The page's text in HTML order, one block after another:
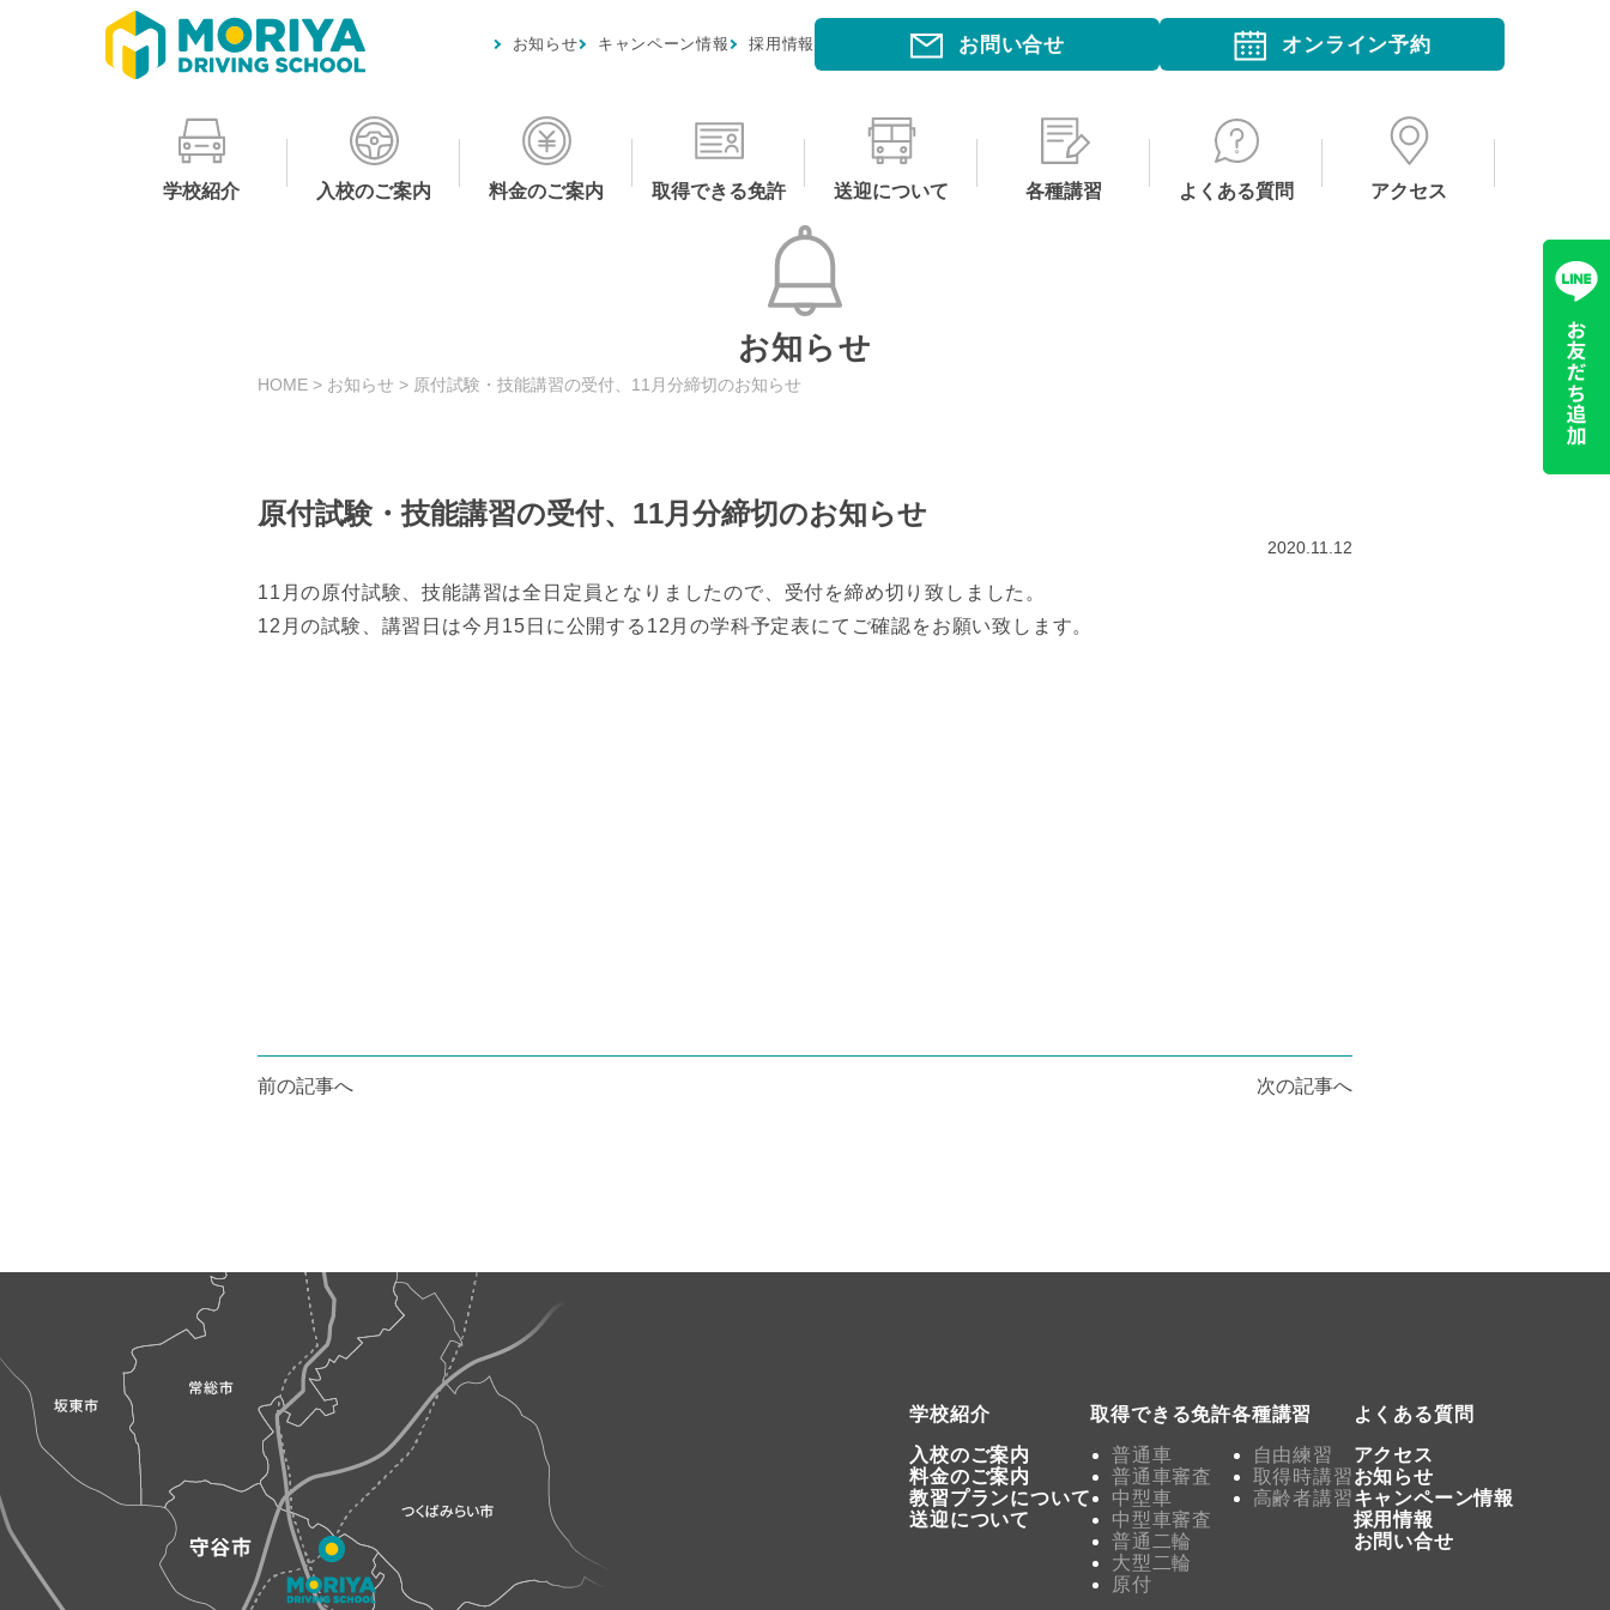
お知らせ キャンペーン情報 採用情報 お問い合せ オンライン予約
学校紹介 入校のご案内 料金のご案内 取得できる免許 送迎について 各種講習 よくある質問 アクセス
お知らせ
HOME > お知らせ > 原付試験・技能講習の受付、11月分締切のお知らせ
原付試験・技能講習の受付、11月分締切のお知らせ
2020.11.12
11月の原付試験、技能講習は全日定員となりましたので、受付を締め切り致しました。
12月の試験、講習日は今月15日に公開する12月の学科予定表にてご確認をお願い致します。
投
稿
シ
前の記事へ 次の記事へ
学校紹介
入校のご案内
料金のご案内
教習プランについて
送迎について
取得できる免許
普通車
普通車審査
中型車
中型車審査
普通二輪
大型二輪
原付
各種講習
自由練習
取得時講習
高齢者講習
よくある質問
アクセス
お知らせ
キャンペーン情報
採用情報
お問い合せ